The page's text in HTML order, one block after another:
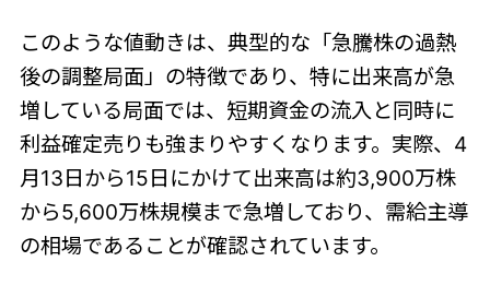
このような値動きは、典型的な「急騰株の過熱
後の調整局面」の特徴であり、特に出来高が急
増している局面では、短期資金の流入と同時に
利益確定売りも強まりやすくなります。実際、4
月13日から15日にかけて出来高は約3,900万株
から5,600万株規模まで急増しており、需給主導
の相場であることが確認されています。